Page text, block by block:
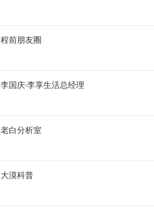
程前朋友圈
李国庆·李享生活总经理
老白分析室
大漠科普